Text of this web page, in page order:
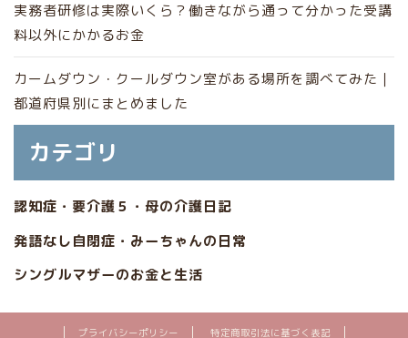
実務者研修は実際いくら？働きながら通って分かった受講
料以外にかかるお金
カームダウン・クールダウン室がある場所を調べてみた｜
都道府県別にまとめました
カテゴリ
認知症・要介護５・母の介護日記
発語なし自閉症・みーちゃんの日常
シングルマザーのお金と生活
プライバシーポリシー 特定商取引法に基づく表記